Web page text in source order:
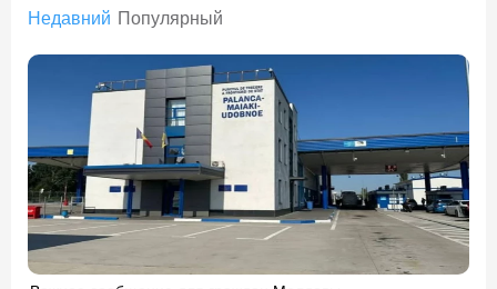
Недавний Популярный